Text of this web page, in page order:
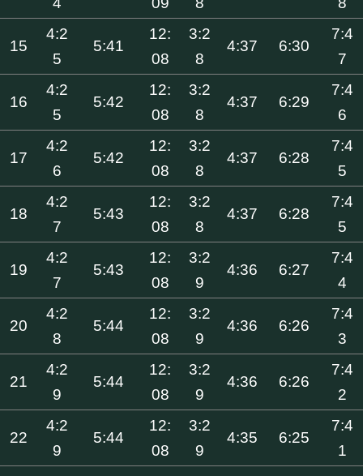
15
4:2
5
5:41
12:
08
3:2
8
4:37 6:30
7:4
7
16
4:2
5
5:42
12:
08
3:2
8
4:37 6:29
7:4
6
17
4:2
6
5:42
12:
08
3:2
8
4:37 6:28
7:4
5
18
4:2
7
5:43
12:
08
3:2
8
4:37 6:28
7:4
5
19
4:2
7
5:43
12:
08
3:2
9
4:36 6:27
7:4
4
20
4:2
8
5:44
12:
08
3:2
9
4:36 6:26
7:4
3
21
4:2
9
5:44
12:
08
3:2
9
4:36 6:26
7:4
2
22
4:2
9
5:44
12:
08
3:2
9
4:35 6:25
7:4
1